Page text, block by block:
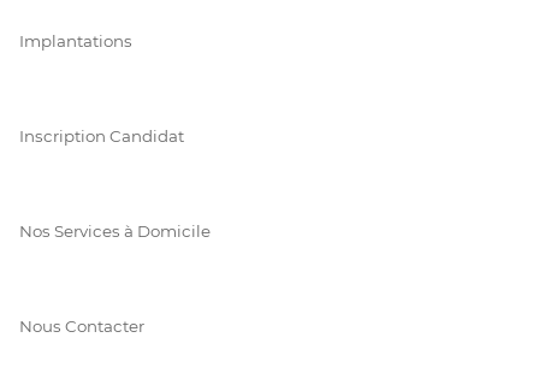
Implantations
Inscription Candidat
Nos Services à Domicile
Nous Contacter